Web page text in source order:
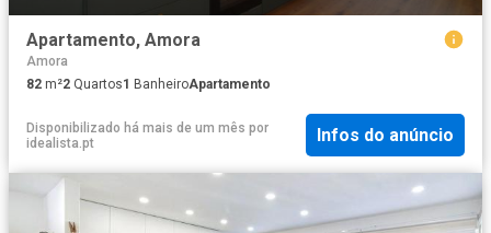
Apartamento, Amora
Amora
82 m²2 Quartos1 BanheiroApartamento
Disponibilizado há mais de um mês por
idealista.pt
Infos do anúncio